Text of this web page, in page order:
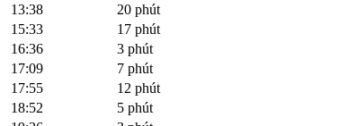
13:38
20 phút
15:33
17 phút
16:36
3 phút
17:09
7 phút
17:55
12 phút
18:52
5 phút